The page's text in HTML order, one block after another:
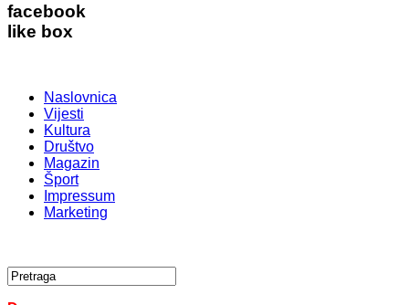
facebook
like box
Naslovnica
Vijesti
Kultura
Društvo
Magazin
Šport
Impressum
Marketing